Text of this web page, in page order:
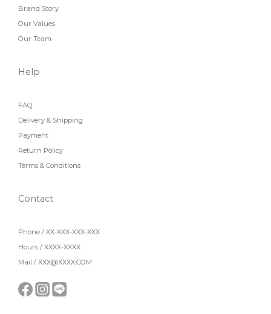
Brand Story
Our Values
Our Team
Help
FAQ
Delivery & Shipping
Payment
Return Policy
Terms & Conditions
Contact
Phone / XX-XXX-XXX-XXX
Hours / XXXX-XXXX
Mail / XXX@XXXX.COM